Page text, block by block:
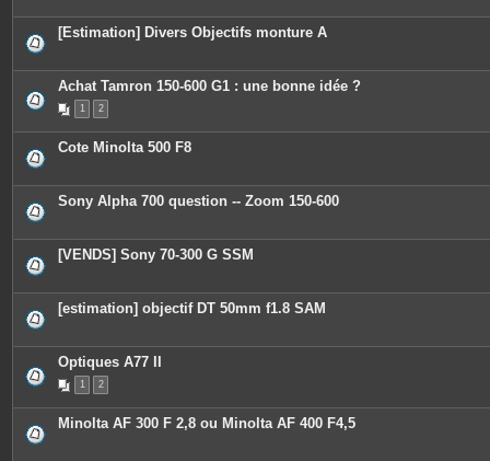
è
c
j
o
i
e
[Estimation] Divers Objectifs monture A
Achat Tamron 150-600 G1 : une bonne idée ?
1 2
Cote Minolta 500 F8
Sony Alpha 700 question -- Zoom 150-600
[VENDS] Sony 70-300 G SSM
[estimation] objectif DT 50mm f1.8 SAM
Optiques A77 II
1 2
Minolta AF 300 F 2,8 ou Minolta AF 400 F4,5